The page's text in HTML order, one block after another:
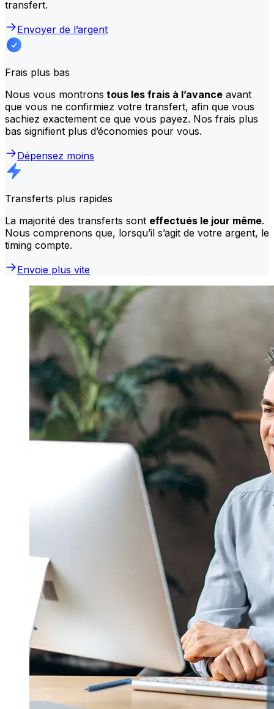
transfert.
Envoyer de l’argent
Frais plus bas
Nous vous montrons tous les frais à l’avance avant
que vous ne confirmiez votre transfert, afin que vous
sachiez exactement ce que vous payez. Nos frais plus
bas signifient plus d’économies pour vous.
Dépensez moins
Transferts plus rapides
La majorité des transferts sont effectués le jour même.
Nous comprenons que, lorsqu’il s’agit de votre argent, le
timing compte.
Envoie plus vite